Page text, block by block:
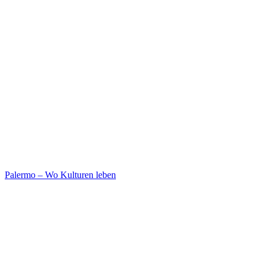
Palermo – Wo Kulturen leben